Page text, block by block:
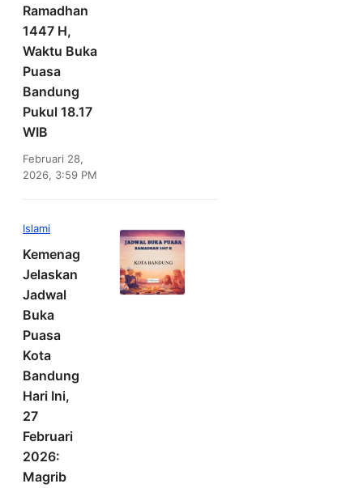
Ramadhan
1447 H,
Waktu Buka
Puasa
Bandung
Pukul 18.17
WIB
Februari 28,
2026, 3:59 PM
Islami
Kemenag
Jelaskan
Jadwal
Buka
Puasa
Kota
Bandung
Hari Ini,
27
Februari
2026:
Magrib